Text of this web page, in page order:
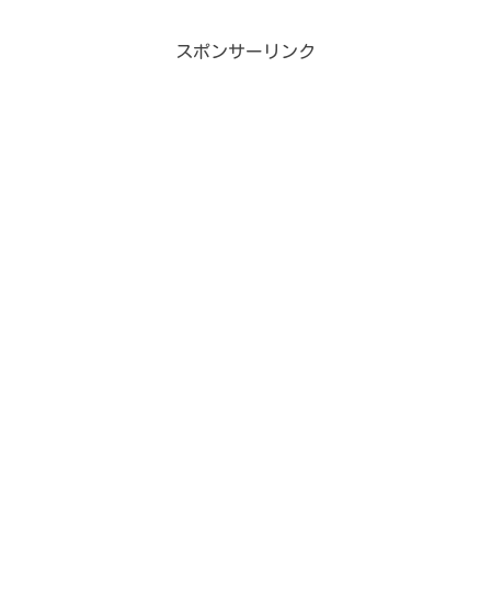
スポンサーリンク